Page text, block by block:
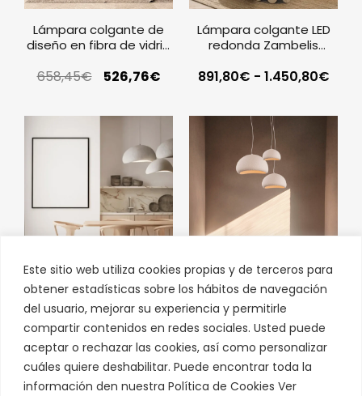
Este sitio web utiliza cookies propias y de terceros para
obtener estadísticas sobre los hábitos de navegación
del usuario, mejorar su experiencia y permitirle
compartir contenidos en redes sociales. Usted puede
aceptar o rechazar las cookies, así como personalizar
cuáles quiere deshabilitar. Puede encontrar toda la
información den nuestra Política de Cookies Ver
Lámpara colgante de
diseño en fibra de vidrio
658,45€ 526,76€
Lámpara colgante LED
redonda Zambelis
y brass
891,80€ - 1.450,80€
Lámpara colgante de
diseño en fibra de vidrio
Zambelis 23162
409,30€ 327,44 €
Lámpara colgante de
diseño en fibra de vidrio
Zambelis 23161
229,60€ 183,68€